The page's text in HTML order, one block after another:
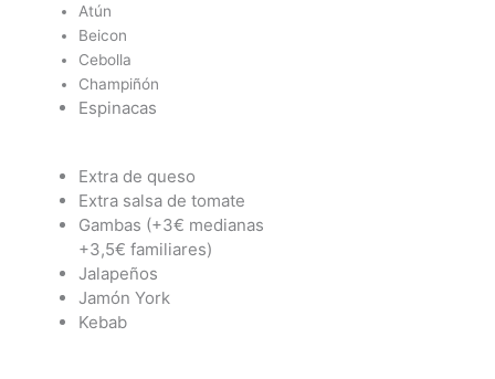
Atún
Beicon
Cebolla
Champiñón
Espinacas
Extra de queso
Extra salsa de tomate
Gambas (+3€ medianas
+3,5€ familiares)
Jalapeños
Jamón York
Kebab